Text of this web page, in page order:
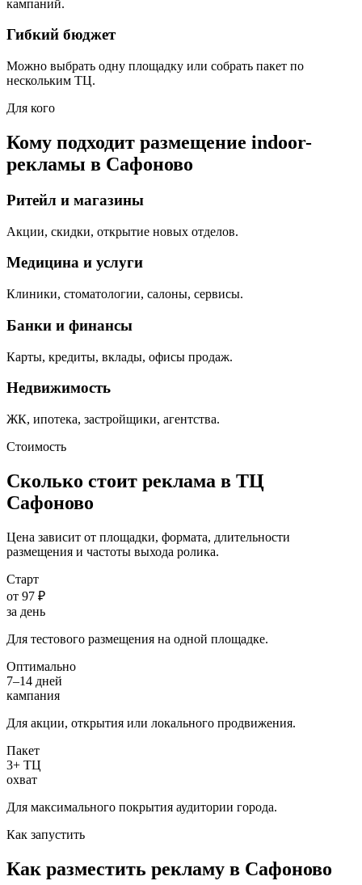
кампаний.
Гибкий бюджет
Можно выбрать одну площадку или собрать пакет по
нескольким ТЦ.
Для кого
Кому подходит размещение indoor-
рекламы в Сафоново
Ритейл и магазины
Акции, скидки, открытие новых отделов.
Медицина и услуги
Клиники, стоматологии, салоны, сервисы.
Банки и финансы
Карты, кредиты, вклады, офисы продаж.
Недвижимость
ЖК, ипотека, застройщики, агентства.
Стоимость
Сколько стоит реклама в ТЦ
Сафоново
Цена зависит от площадки, формата, длительности
размещения и частоты выхода ролика.
Старт
от 97 ₽
за день
Для тестового размещения на одной площадке.
Оптимально
7–14 дней
кампания
Для акции, открытия или локального продвижения.
Пакет
3+ ТЦ
охват
Для максимального покрытия аудитории города.
Как запустить
Как разместить рекламу в Сафоново